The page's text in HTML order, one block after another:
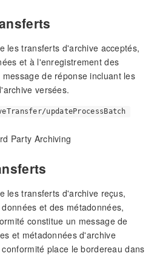
les transferts d'archive acceptés,
et à l'enregistrement des
de réponse incluant les
versées.
updateProcessBatch
Party Archiving
les transferts d'archive reçus,
et des métadonnées,
constitue un message de
et métadonnées d'archive
place le bordereau dans